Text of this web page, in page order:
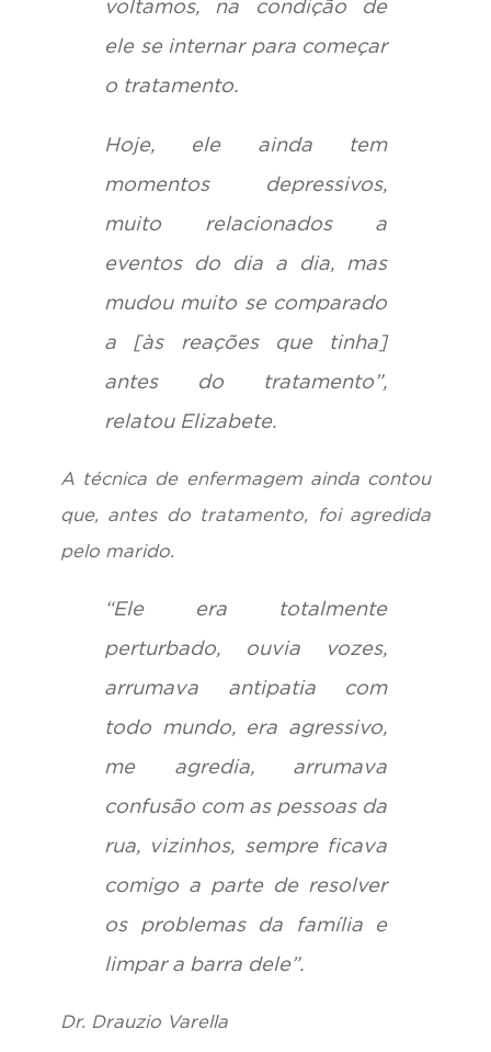
voltamos, na condição de
ele se internar para começar
o tratamento.
Hoje, ele ainda tem
momentos depressivos,
muito relacionados a
eventos do dia a dia, mas
mudou muito se comparado
a [às reações que tinha]
antes do tratamento”,
relatou Elizabete.
A técnica de enfermagem ainda contou
que, antes do tratamento, foi agredida
pelo marido.
“Ele era totalmente
perturbado, ouvia vozes,
arrumava antipatia com
todo mundo, era agressivo,
me agredia, arrumava
confusão com as pessoas da
rua, vizinhos, sempre ficava
comigo a parte de resolver
os problemas da família e
limpar a barra dele”.
Dr. Drauzio Varella